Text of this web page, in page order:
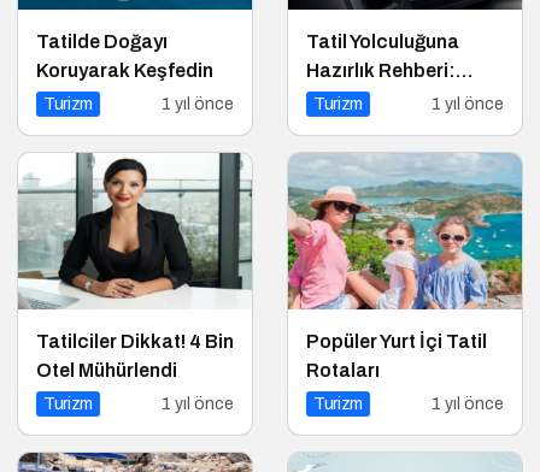
Tatilde Doğayı
Koruyarak Keşfedin
Turizm 1 yıl önce
Tatil Yolculuğuna
Hazırlık Rehberi:
Aracınız İçin Almanız
Önlem!
Turizm 1 yıl önce
Tatilciler Dikkat! 4 Bin
Otel Mühürlendi
Turizm 1 yıl önce
Popüler Yurt İçi Tatil
Rotaları
Turizm 1 yıl önce